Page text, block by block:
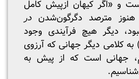
و «اگر کیهان ازپیش کامل
هنوز مترصد دگرگون‌شدن در
دیگر هیچ فرآیندی وجود
(۱۹) به کلامی دیگر جهانی که آرزوی
جهانی است که از پیش به